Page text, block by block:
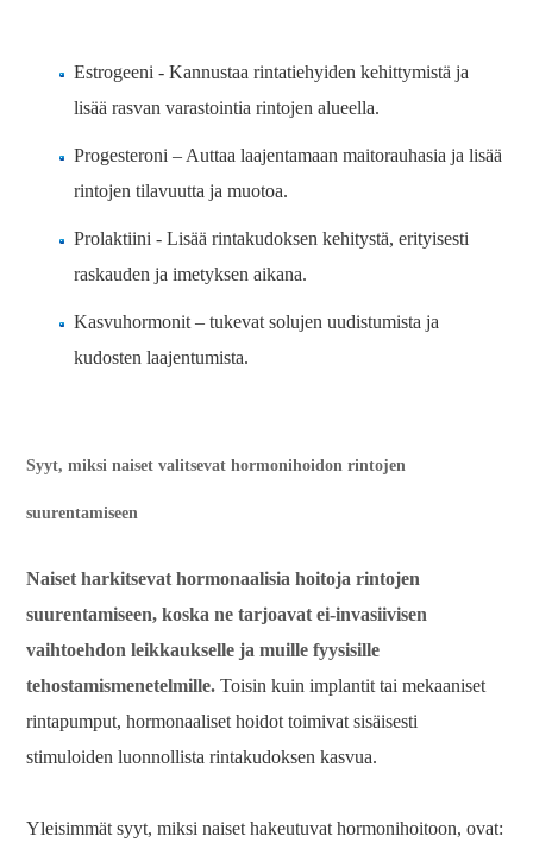
Estrogeeni - Kannustaa rintatiehyiden kehittymistä ja
lisää rasvan varastointia rintojen alueella.
Progesteroni – Auttaa laajentamaan maitorauhasia ja lisää
rintojen tilavuutta ja muotoa.
Prolaktiini - Lisää rintakudoksen kehitystä, erityisesti
raskauden ja imetyksen aikana.
Kasvuhormonit – tukevat solujen uudistumista ja
kudosten laajentumista.
Syyt, miksi naiset valitsevat hormonihoidon rintojen
suurentamiseen
Naiset harkitsevat hormonaalisia hoitoja rintojen
suurentamiseen, koska ne tarjoavat ei-invasiivisen
vaihtoehdon leikkaukselle ja muille fyysisille
tehostamismenetelmille. Toisin kuin implantit tai mekaaniset
rintapumput, hormonaaliset hoidot toimivat sisäisesti
stimuloiden luonnollista rintakudoksen kasvua.
Yleisimmät syyt, miksi naiset hakeutuvat hormonihoitoon, ovat: